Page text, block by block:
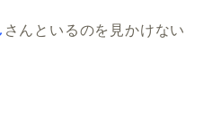
さんといるのを見かけない